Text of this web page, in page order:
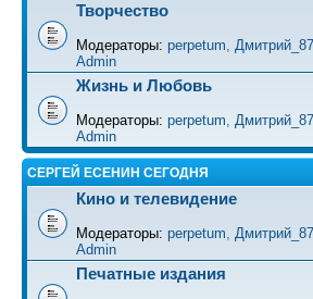
Творчество
Модераторы: perpetum, Дмитрий_87
Admin
Жизнь и Любовь
Модераторы: perpetum, Дмитрий_87
Admin
СЕРГЕЙ ЕСЕНИН СЕГОДНЯ
Кино и телевидение
Модераторы: perpetum, Дмитрий_87
Admin
Печатные издания